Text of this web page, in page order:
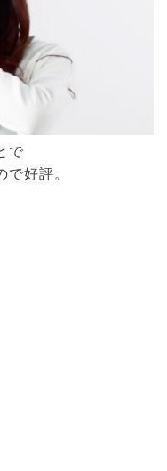
で
好評。